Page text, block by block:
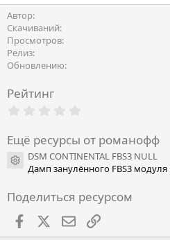
Автор
Скачиваний
Просмотров
Релиз
Обновлению
Рейтинг
0
з
в
ё
д
Ещё ресурсы от романофф
Иконка ресурса
DSM CONTINENTAL FBS3 NULL
Дамп занулённого FBS3 модуля
Поделиться ресурсом
Facebook ПочтаСсылкой